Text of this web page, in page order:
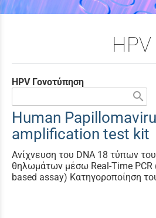
HPV
HPV Γονοτύπηση
search
Human
amplification test kit
Aνίχνευση του DNA 18 τύπων
θηλωμάτων μέσω Real-Time PCR
based assay) Κατηγοροποίηση